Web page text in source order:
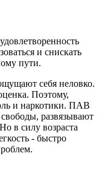
и снискать
пути.
себя неловко.
Поэтому,
и наркотики. ПАВ
развязывают
в силу возраста
- быстро